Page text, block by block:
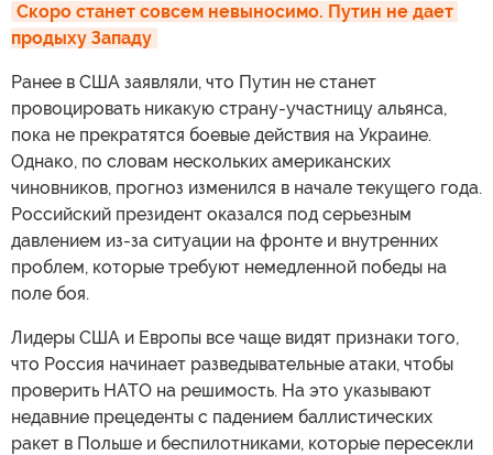
Скоро станет совсем невыносимо. Путин не дает
продыху Западу
Ранее в США заявляли, что Путин не станет
провоцировать никакую страну-участницу альянса,
пока не прекратятся боевые действия на Украине.
Однако, по словам нескольких американских
чиновников, прогноз изменился в начале текущего года.
Российский президент оказался под серьезным
давлением из-за ситуации на фронте и внутренних
проблем, которые требуют немедленной победы на
поле боя.
Лидеры США и Европы все чаще видят признаки того,
что Россия начинает разведывательные атаки, чтобы
проверить НАТО на решимость. На это указывают
недавние прецеденты с падением баллистических
ракет в Польше и беспилотниками, которые пересекли